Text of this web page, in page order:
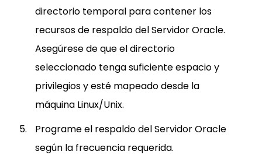
directorio temporal para contener los
recursos de respaldo del Servidor Oracle.
Asegúrese de que el directorio
seleccionado tenga suficiente espacio y
privilegios y esté mapeado desde la
máquina Linux/Unix.
Programe el respaldo del Servidor Oracle
según la frecuencia requerida.